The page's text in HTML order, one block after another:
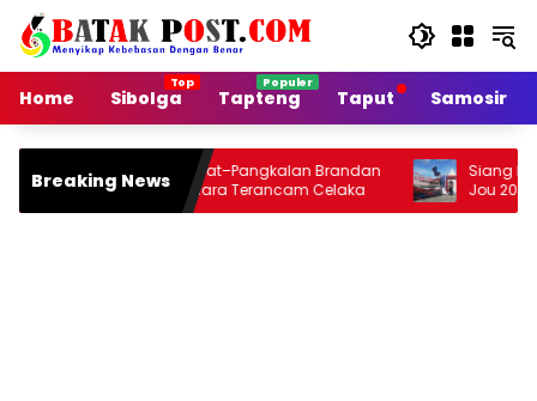
Langsung
konten
Home
Sibolga Tapteng Taput Samosir
Breaking News
Arteri Stabat–Pangkalan Brandan
Pengendara Terancam Celaka
Siang Ini Opening
Jou 2026 di Onan
Malamnya Dihibur